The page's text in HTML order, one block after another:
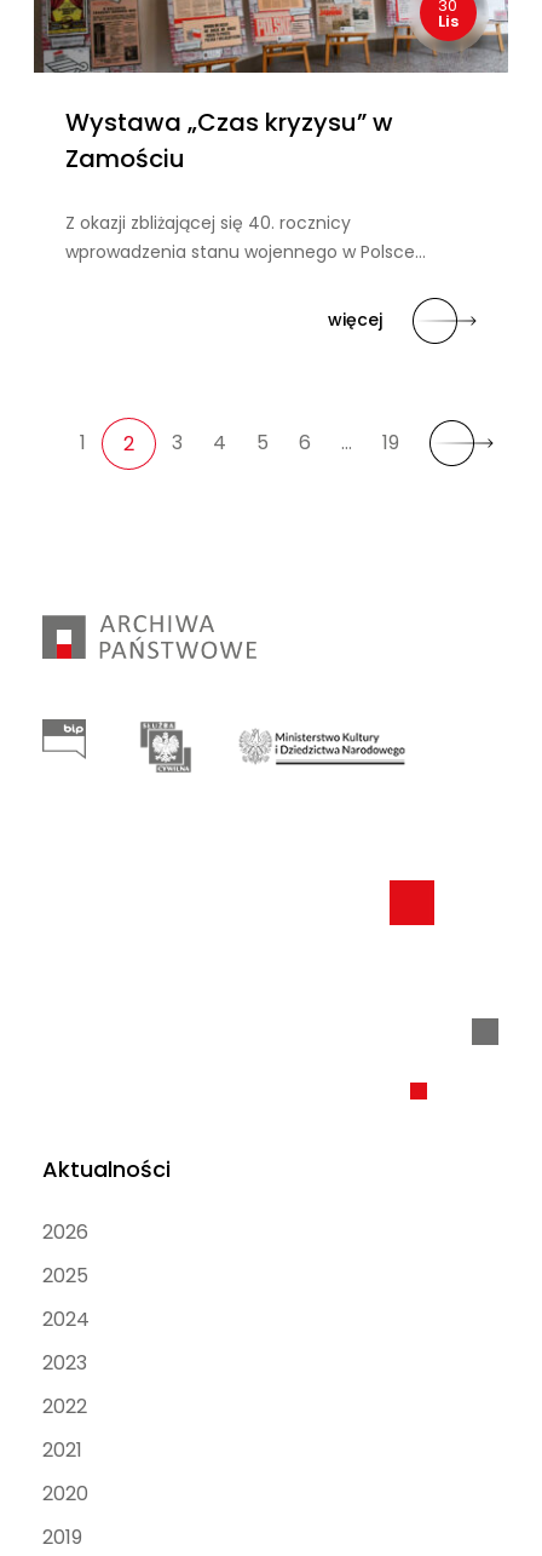
30
Lis
Wystawa „Czas kryzysu” w
Zamościu
Z okazji zbliżającej się 40. rocznicy
wprowadzenia stanu wojennego w Polsce…
więcej
1 2 3 4 5 6 … 19
Aktualności
2026
2025
2024
2023
2022
2021
2020
2019